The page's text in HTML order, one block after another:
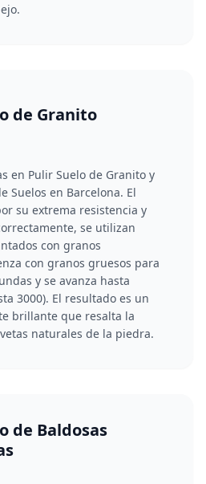
de Granito
en Pulir Suelo de Granito y
Suelos en Barcelona. El
su extrema resistencia y
se utilizan
con granos
con granos gruesos para
y se avanza hasta
3000). El resultado es un
brillante que resalta la
naturales de la piedra.
de Baldosas